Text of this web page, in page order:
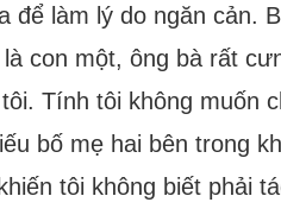
làm lý do ngăn cản.
con một, ông bà rất
Tính tôi không muốn
bố mẹ hai bên trong
tôi không biết phải